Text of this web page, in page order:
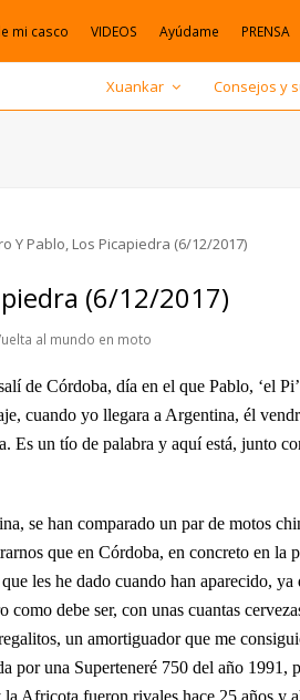
mi casco VIDEOS Ayúdame PRENSA
Xuankar Consejos y
(6/12/2017)
al mundo en moto
de Córdoba, día en el que Pablo, ‘el
cuando yo llegara a Argentina, él
Es un tío de palabra y aquí está, junto
se han comparado un par de motos
que en Córdoba, en concreto en la
les he dado cuando han aparecido,
debe ser, con unas cuantas
un amortiguador que me
por una Superteneré 750 del año 1991,
Africota fueron rivales hace 25 años y